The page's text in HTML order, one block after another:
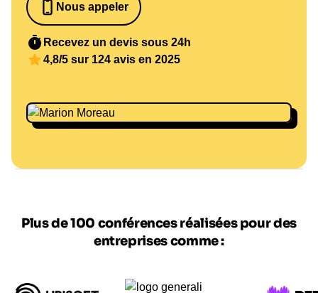
Nous appeler
0652698481
Recevez un devis sous 24h
4,8/5 sur 124 avis en 2025
Plus de 100 conférences réalisées pour des
entreprises comme :